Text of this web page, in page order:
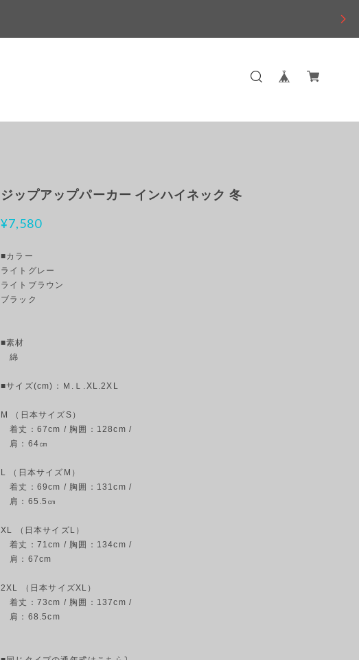
ジップアップパーカー インハイネック 冬
¥7,580
■カラー
ライトグレー
ライトブラウン
ブラック
■素材
綿
■サイズ(cm)：Ｍ.Ｌ.XL.2XL
M （日本サイズS）
着丈：67cm / 胸囲：128cm /
肩：64㎝
L （日本サイズM）
着丈：69cm / 胸囲：131cm /
肩：65.5㎝
XL （日本サイズL）
着丈：71cm / 胸囲：134cm /
肩：67cm
2XL （日本サイズXL）
着丈：73cm / 胸囲：137cm /
肩：68.5cm